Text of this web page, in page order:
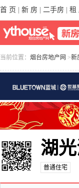
首 页 新 房 二手房 租
当前位置： 烟台房地产网 >新
湖
普通住宅